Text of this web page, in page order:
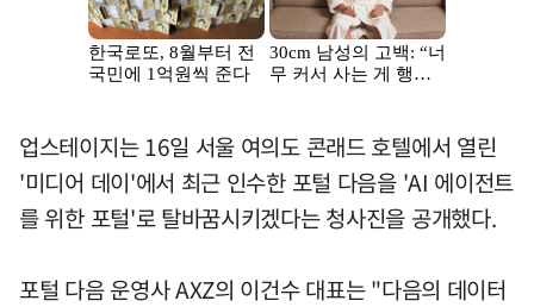
업스테이지는 16일 서울 여의도 콘래드 호텔에서 열린
'미디어 데이'에서 최근 인수한 포털 다음을 'AI 에이전트
를 위한 포털'로 탈바꿈시키겠다는 청사진을 공개했다.
포털 다음 운영사 AXZ의 이건수 대표는 "다음의 데이터